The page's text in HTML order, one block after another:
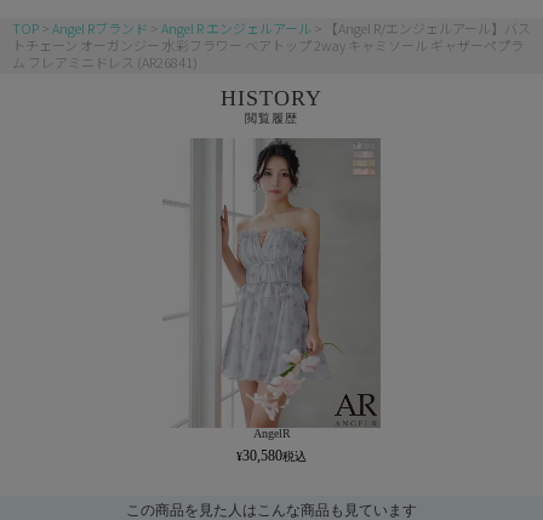
TOP Angel Rブランド Angel R エンジェルアール
【Angel R/エンジェルアール】バス
トチェーン オーガンジー 水彩フラワー ベアトップ 2way キャミソール ギャザーペプラ
ム フレアミニドレス (AR26841)
HISTORY
閲覧履歴
AngelR
30,580
この商品を見た人はこんな商品も見ています